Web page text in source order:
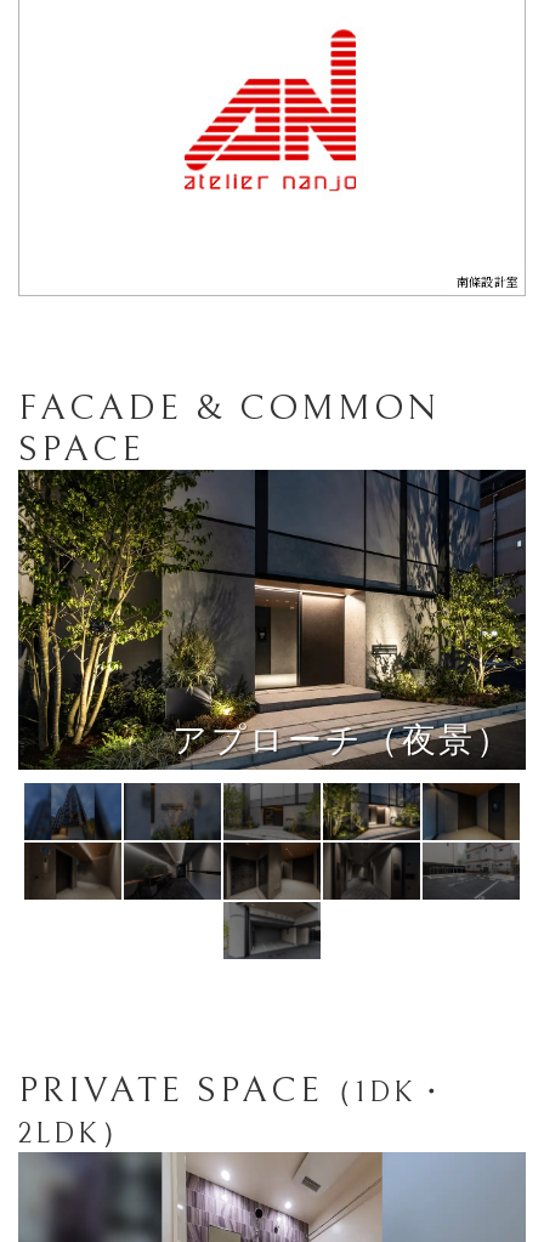
南條設計室
FACADE & COMMON
SPACE
アプローチ（夜景）
風除室
PRIVATE SPACE
（1DK・
2LDK）